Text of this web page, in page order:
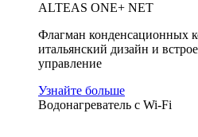
ALTEAS ONE+ NET
Флагман конденсационных
итальянский дизайн и
управление
Узнайте больше
Водонагреватель с Wi-Fi